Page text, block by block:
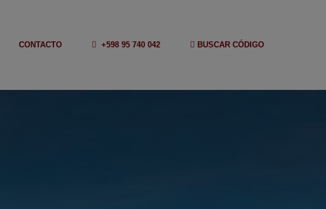
CONTACTO +598 95 740 042 BUSCAR CÓDIGO